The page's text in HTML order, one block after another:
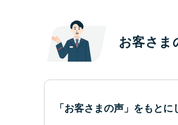
お客さま
「お客さまの声」をもと